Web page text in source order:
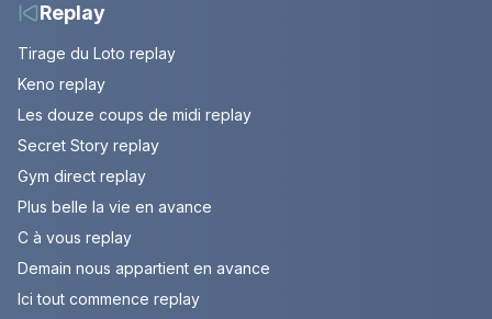
Replay
Tirage du Loto replay
Keno replay
Les douze coups de midi replay
Secret Story replay
Gym direct replay
Plus belle la vie en avance
C à vous replay
Demain nous appartient en avance
Ici tout commence replay